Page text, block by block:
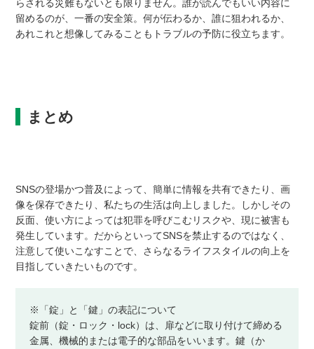
らされる災難もないとも限りません。誰が読んでもいい内容に
留めるのが、一番の安全策。何が伝わるか、誰に狙われるか、
あれこれと想像してみることもトラブルの予防に役立ちます。
まとめ
SNSの登場かつ普及によって、簡単に情報を共有できたり、画
像を保存できたり、私たちの生活は向上しました。しかしその
反面、使い方によっては犯罪を呼びこむリスクや、現に被害も
発生しています。だからといってSNSを禁止するのではなく、
注意して使いこなすことで、さらなるライフスタイルの向上を
目指していきたいものです。
※「錠」と「鍵」の表記について
錠前（錠・ロック・lock）は、扉などに取り付けて締める
金属、機械的または電子的な部品をいいます。鍵（か